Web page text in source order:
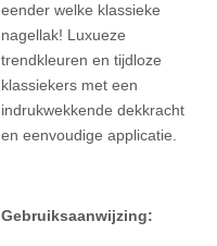
eender welke klassieke
nagellak! Luxueze
trendkleuren en tijdloze
klassiekers met een
indrukwekkende dekkracht
en eenvoudige applicatie.
Gebruiksaanwijzing: